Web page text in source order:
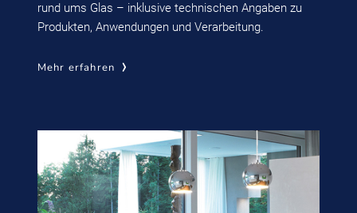
rund ums Glas – inklusive technischen Angaben zu
Produkten, Anwendungen und Verarbeitung.
Mehr erfahren